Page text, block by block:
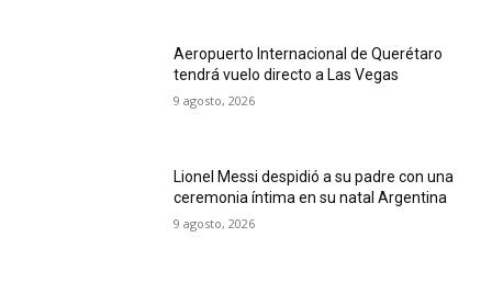
Aeropuerto Internacional de Querétaro
tendrá vuelo directo a Las Vegas
9 agosto, 2026
Lionel Messi despidió a su padre con una
ceremonia íntima en su natal Argentina
9 agosto, 2026